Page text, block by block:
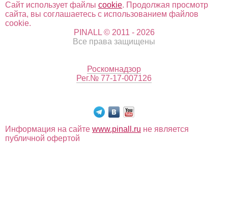
Сайт использует файлы cookie. Продолжая просмотр
сайта, вы соглашаетесь с использованием файлов
cookie.
PINALL © 2011 - 2026
Все права защищены
Роскомнадзор
Рег.№ 77-17-007126
Информация на сайте www.pinall.ru не является
публичной офертой